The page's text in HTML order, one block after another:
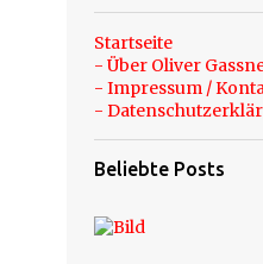
Startseite
- Über Oliver
- Impressum /
-
Beliebte Posts